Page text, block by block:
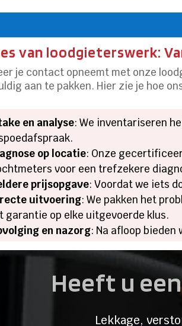
van loodgieterswerk:
je contact opneemt met onze
aan te pakken. Hier zie je hoe
en analyse: We inventariseren
op locatie: Onze
voor een trefzekere
prijsopgave: Voordat we iets
uitvoering: We pakken het
garantie op elke uitgevoerde klus.
en nazorg: Na afloop
Heeft u
Lekkage,